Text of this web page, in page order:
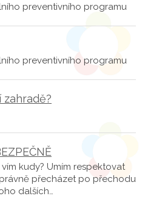
preventivního programu
preventivního programu
kudy? Umím respektovat
přecházet po přechodu
dalších…